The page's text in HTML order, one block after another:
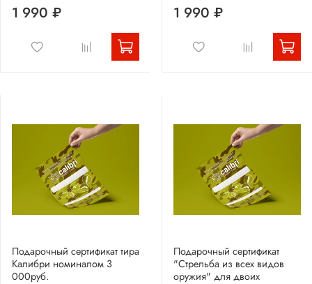
1 990 ₽ 1 990 ₽
Подарочный сертификат тира
Калибри номиналом 3
000руб.
Подарочный сертификат
"Стрельба из всех видов
оружия" для двоих